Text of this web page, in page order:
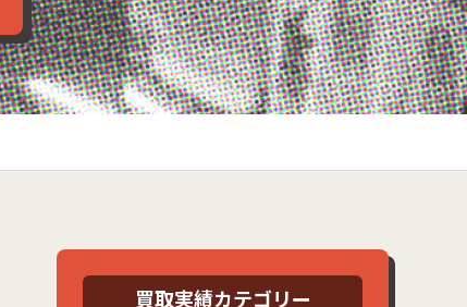
買取実績カテゴリー